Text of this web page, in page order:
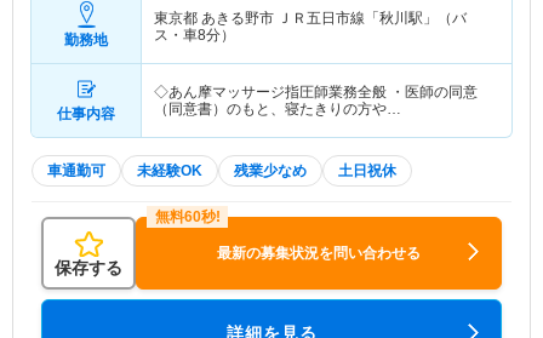
勤務地
東京都 あきる野市 ＪＲ五日市線「秋川駅」（バ
ス・車8分）
仕事内容
◇あん摩マッサージ指圧師業務全般 ・医師の同意
（同意書）のもと、寝たきりの方や…
車通勤可 未経験OK 残業少なめ 土日祝休
保存する
最新の募集状況を問い合わせる
詳細を見る